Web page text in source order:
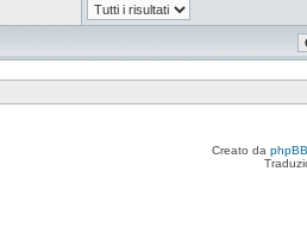
Creato da phpBB